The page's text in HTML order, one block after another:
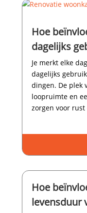
Hoe
dagelijks
Je merkt elke
dagelijks
dingen.​ De plek
loopruimte en
zorgen voor rust
Hoe
levensduur